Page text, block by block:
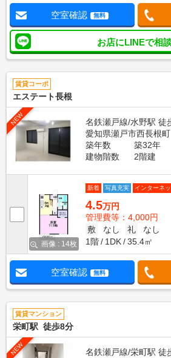
空室確認 無料
お店にLINEで相
賃貸コーポ
エステート長根
NEW
名鉄瀬戸線/水野駅 徒
愛知県瀬戸市西長根町
築年数
築32年
建物階数
2階建
画像 : 14枚
新着 写真充実 インターネ
4.5万円
管理費等：4,000円
敷
なし 礼
なし
1階
1DK 35.4㎡
空室確認 無料
賃貸マンション
栄町駅 徒歩8分
NEW
名鉄瀬戸線/栄町駅 徒